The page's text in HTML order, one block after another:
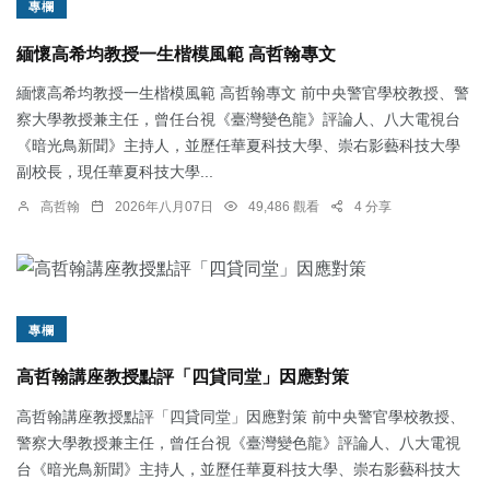
專欄
緬懷高希均教授一生楷模風範 高哲翰專文
緬懷高希均教授一生楷模風範 高哲翰專文 前中央警官學校教授、警
察大學教授兼主任，曾任台視《臺灣變色龍》評論人、八大電視台
《暗光鳥新聞》主持人，並歷任華夏科技大學、崇右影藝科技大學
副校長，現任華夏科技大學...
高哲翰 2026年八月07日 49,486 觀看 4 分享
專欄
高哲翰講座教授點評「四貸同堂」因應對策
高哲翰講座教授點評「四貸同堂」因應對策 前中央警官學校教授、
警察大學教授兼主任，曾任台視《臺灣變色龍》評論人、八大電視
台《暗光鳥新聞》主持人，並歷任華夏科技大學、崇右影藝科技大